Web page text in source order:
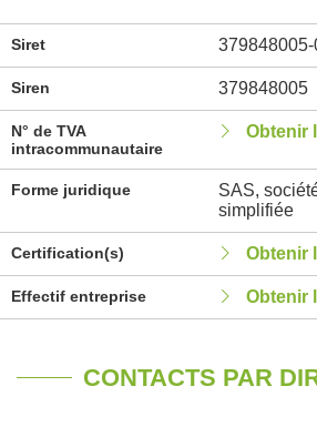
Siret
Siren 379848005
N° de TVA
intracommunautaire
Obtenir
Forme juridique
SAS,
simplifiée
Certification(s) Obtenir
Effectif entreprise Obtenir
CONTACTS PAR